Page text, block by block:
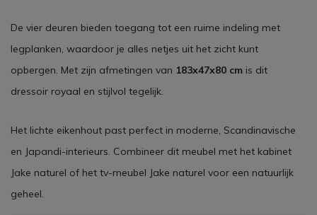
De vier deuren bieden toegang tot een ruime indeling met
legplanken, waardoor je alles netjes uit het zicht kunt
opbergen. Met zijn afmetingen van 183x47x80 cm is dit
dressoir royaal en stijlvol tegelijk.
Het lichte eikenhout past perfect in moderne, Scandinavische
en Japandi-interieurs. Combineer dit meubel met het kabinet
Jake naturel of het tv-meubel Jake naturel voor een natuurlijk
geheel.